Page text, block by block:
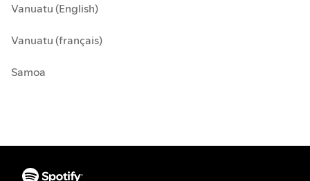
Vanuatu (English)
Vanuatu (français)
Samoa